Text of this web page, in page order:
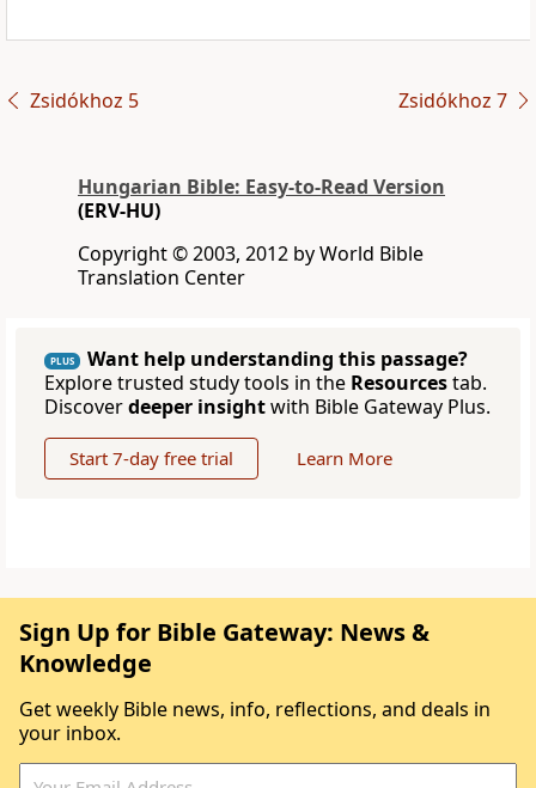
Zsidókhoz 5 Zsidókhoz 7
Hungarian Bible: Easy-to-Read Version
(ERV-HU)
Copyright © 2003, 2012 by World Bible
Translation Center
PLUS
Want help understanding this passage?
Explore trusted study tools in the Resourcestab.
Discoverdeeper insightwith Bible Gateway Plus.
Start 7-day free trial Learn More
Sign Up for Bible Gateway: News &
Knowledge
Get weekly Bible news, info, reflections, and deals in
your inbox.